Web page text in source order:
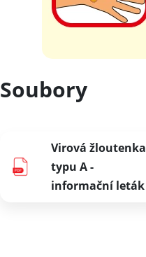
Soubory
Virová žloutenka
typu A -
informační leták